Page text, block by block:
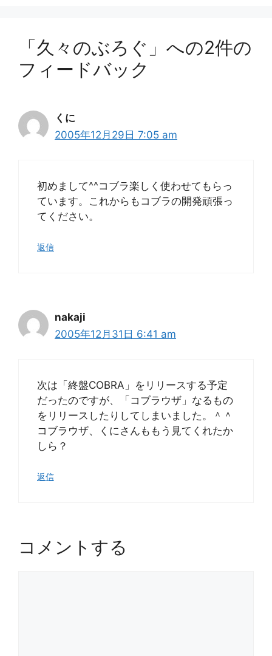
「久々のぶろぐ」への2件の
フィードバック
くに
2005年12月29日 7:05 am
初めまして^^コブラ楽しく使わせてもらっ
ています。これからもコブラの開発頑張っ
てください。
返信
nakaji
2005年12月31日 6:41 am
次は「終盤COBRA」をリリースする予定
だったのですが、「コブラウザ」なるもの
をリリースしたりしてしまいました。＾＾
コブラウザ、くにさんももう見てくれたか
しら？
返信
コメントする